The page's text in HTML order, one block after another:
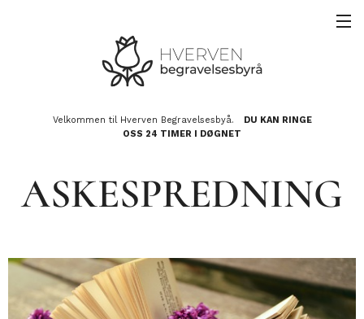
Velkommen til Hverven Begravelsesbyå.
DU KAN RINGE
OSS 24 TIMER I DØGNET
ASKESPREDNING